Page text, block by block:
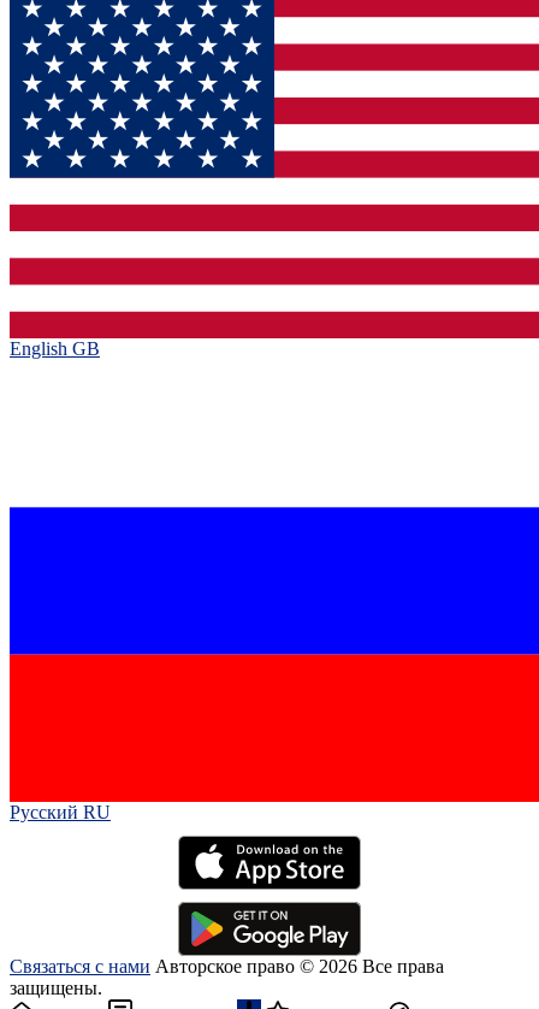
English GB‎
Русский RU‎
Связаться с нами Авторское право © 2026 Все права
защищены.